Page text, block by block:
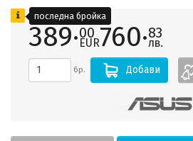
389·00
EUR760·83
лв.
бр. Добави
последна бройка